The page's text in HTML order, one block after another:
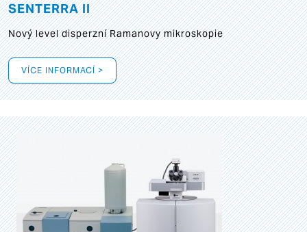
SENTERRA II
Nový level disperzní Ramanovy mikroskopie
VÍCE INFORMACÍ >